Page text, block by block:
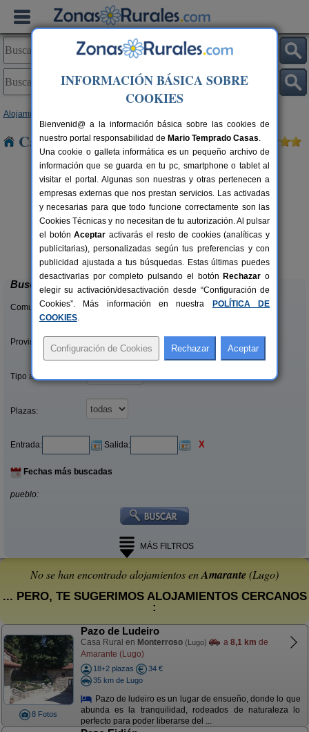
Alojamientos
Casas Rurales cerca de Amarante
21+3 pers.
desde25 €
Casa da Lembranza
O Padrón (Lugo)
Buscar
Comunidades:
Provincias/Islas:
Tipo alquiler:
Plazas:
Entrada: Salida: X
Fechas más buscadas
pueblo:
MÁS FILTROS
No se han encontrado alojamientos enAmarante(Lugo)
... PERO, TE SUGERIMOS ALOJAMIENTOS CERCANOS
:
8 Fotos
Pazo de Ludeiro
Casa Rural en Monterroso (Lugo) a 8,1 km de
Amarante (Lugo)
18+2 plazas
34 €
35 km de Lugo
Pazo de ludeiro es un lugar de ensueño, donde lo que
abunda es la tranquilidad, rodeados de naturaleza lo
perfecto para poder liberarse del ...
INFORMACIÓN BÁSICA SOBRE
COOKIES
Bienvenid@ a la información básica sobre las cookies de
nuestro portal responsabilidad de Mario Temprado Casas.
Una cookie o galleta informática es un pequeño archivo de
información que se guarda en tu pc, smartphone o tablet al
visitar el portal. Algunas son nuestras y otras pertenecen a
empresas externas que nos prestan servicios. Las activadas
y necesarias para que todo funcione correctamente son las
Cookies Técnicas y no necesitan de tu autorización. Al pulsar
el botónAceptar activarás el resto de cookies (analíticas y
publicitarias), personalizadas según tus preferencias y con
publicidad ajustada a tus búsquedas. Estas últimas puedes
desactivarlas por completo pulsando el botón Rechazar o
elegir su activación/desactivación desde “Configuración de
Cookies”. Más información en nuestra
POLÍTICA DE
COOKIES.